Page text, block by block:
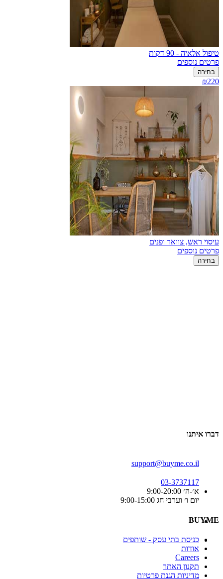
טיפול אלאיה - 90 דקות
פרטים נוספים
בחירה
₪220
עיסוי ראש, צוואר ופנים
פרטים נוספים
בחירה
דברו איתנו
support@buyme.co.il
03-3737117
א׳-ה׳ 9:00-20:00
יום ו׳ וערבי חג 9:00-15:00
BUYME
כניסת בתי עסק - שותפים
אודות
Careers
תקנון האתר
מדיניות הגנת פרטיות